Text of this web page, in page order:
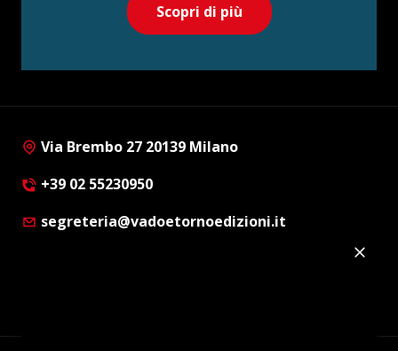
Scopri di più
Via Brembo 27 20139 Milano
+39 02 55230950
segreteria@vadoetornoedizioni.it